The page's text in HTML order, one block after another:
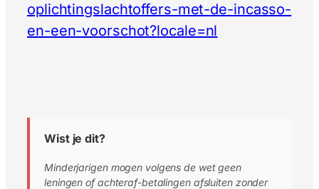
oplichtingslachtoffers-met-de-incasso-
en-een-voorschot?locale=nl
Wist je dit?
Minderjarigen mogen volgens de wet geen
leningen of achteraf-betalingen afsluiten zonder